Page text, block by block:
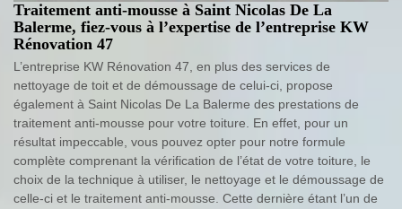
Traitement anti-mousse à Saint Nicolas De La
Balerme, fiez-vous à l’expertise de l’entreprise KW
Rénovation 47
L’entreprise KW Rénovation 47, en plus des services de
nettoyage de toit et de démoussage de celui-ci, propose
également à Saint Nicolas De La Balerme des prestations de
traitement anti-mousse pour votre toiture. En effet, pour un
résultat impeccable, vous pouvez opter pour notre formule
complète comprenant la vérification de l’état de votre toiture, le
choix de la technique à utiliser, le nettoyage et le démoussage de
celle-ci et le traitement anti-mousse. Cette dernière étant l’un de